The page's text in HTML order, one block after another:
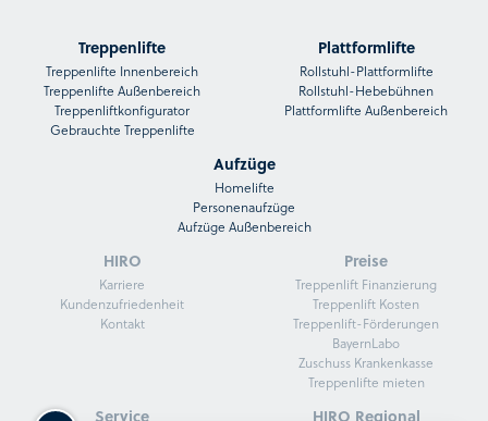
Treppenlifte
Treppenlifte Innenbereich
Treppenlifte Außenbereich
Treppenliftkonfigurator
Gebrauchte Treppenlifte
Plattformlifte
Rollstuhl-Plattformlifte
Rollstuhl-Hebebühnen
Plattformlifte Außenbereich
Aufzüge
Homelifte
Personenaufzüge
Aufzüge Außenbereich
HIRO
Karriere
Kundenzufriedenheit
Kontakt
Preise
Treppenlift Finanzierung
Treppenlift Kosten
Treppenlift-Förderungen
BayernLabo
Zuschuss Krankenkasse
Treppenlifte mieten
Service HIRO Regional